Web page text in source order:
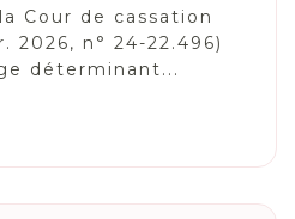
Cour de cassation
2026, n° 24-22.496)
déterminant...